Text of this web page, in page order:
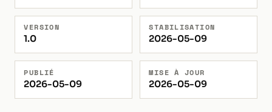
VERSION
1.0
STABILISATION
2026-05-09
PUBLIÉ
2026-05-09
MISE À JOUR
2026-05-09